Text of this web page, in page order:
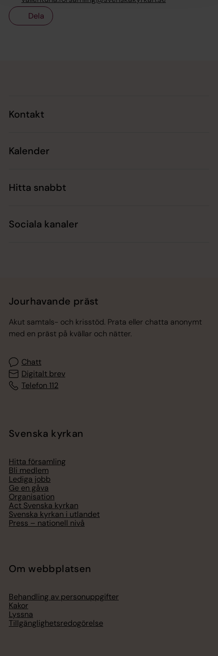
Dela
Kontakt
Kalender
Hitta snabbt
Sociala kanaler
Jourhavande präst
Akut samtals- och krisstöd. Prata eller chatta anonymt
med en präst på kvällar och nätter.
Chatt
Digitalt brev
Telefon 112
Svenska kyrkan
Hitta församling
Bli medlem
Lediga jobb
Ge en gåva
Organisation
Act Svenska kyrkan
Svenska kyrkan i utlandet
Press – nationell nivå
Om webbplatsen
Behandling av personuppgifter
Kakor
Lyssna
Tillgänglighetsredogörelse